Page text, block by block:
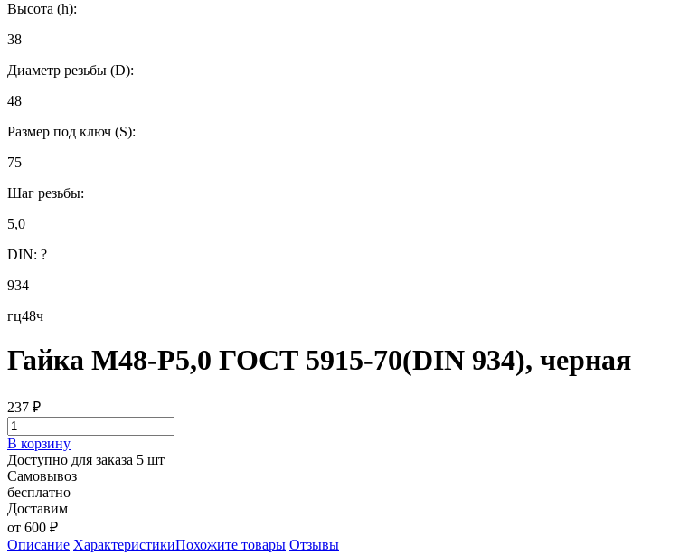
Высота (h):
38
Диаметр резьбы (D):
48
Размер под ключ (S):
75
Шаг резьбы:
5,0
DIN: ?
934
гц48ч
Гайка М48-Р5,0 ГОСТ 5915-70(DIN 934), черная
237 ₽
В корзину
Доступно для заказа 5 шт
Самовывоз
бесплатно
Доставим
от 600 ₽
Описание ХарактеристикиПохожите товары Отзывы